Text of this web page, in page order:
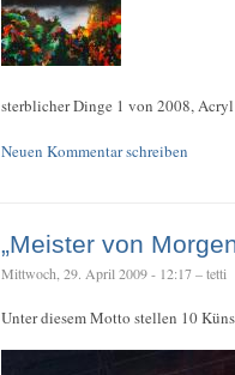
sterblicher Dinge 1 von 2008,
Neuen Kommentar schreiben
„Meister von
Mittwoch, 29. April 2009 - 12:17 – tetti
Unter diesem Motto stellen 10